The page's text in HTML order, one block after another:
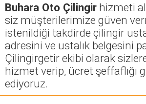
Buhara Oto Çilingir hizmeti
siz müşterilerimize güven
istenildiği takdirde çilingir
adresini ve ustalık belgesini
Çilingirgetir ekibi olarak
hizmet verip, ücret şeffaflığı
ediyoruz.